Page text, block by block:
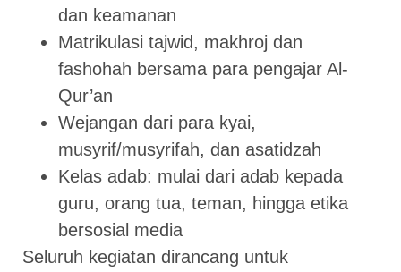
dan keamanan
Matrikulasi tajwid, makhroj dan
fashohah bersama para pengajar Al-
Qur’an
Wejangan dari para kyai,
musyrif/musyrifah, dan asatidzah
Kelas adab: mulai dari adab kepada
guru, orang tua, teman, hingga etika
bersosial media
Seluruh kegiatan dirancang untuk